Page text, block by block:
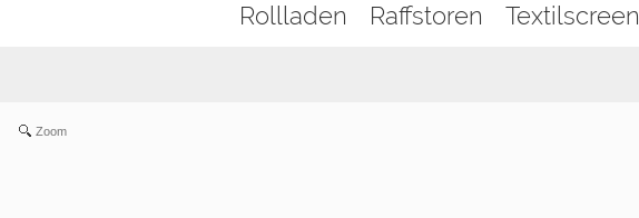
Rollladen Raffstoren Textilscreen
Zoom